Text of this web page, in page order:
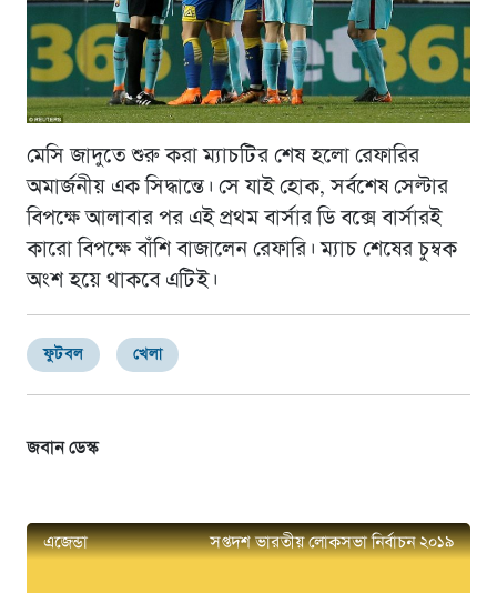
মেসি জাদুতে শুরু করা ম্যাচটির শেষ হলো রেফারির
অমার্জনীয় এক সিদ্ধান্তে। সে যাই হোক, সর্বশেষ সেল্টার
বিপক্ষে আলাবার পর এই প্রথম বার্সার ডি বক্সে বার্সারই
কারো বিপক্ষে বাঁশি বাজালেন রেফারি। ম্যাচ শেষের চুম্বক
অংশ হয়ে থাকবে এটিই।
ফুটবল খেলা
জবান ডেস্ক
এজেন্ডা সপ্তদশ ভারতীয় লোকসভা নির্বাচন ২০১৯